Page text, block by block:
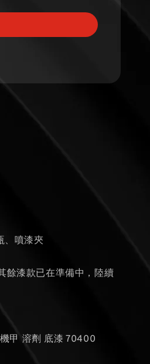
、噴漆夾
餘漆款已在準備中，陸續
甲 溶劑 底漆 70400